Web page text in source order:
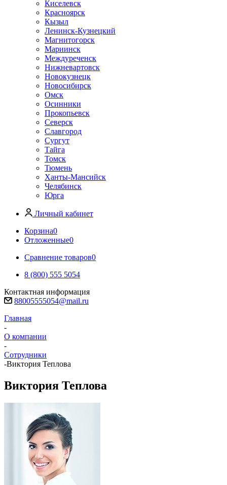
Киселевск
Красноярск
Кызыл
Ленинск-Кузнецкий
Магнитогорск
Мариинск
Междуреченск
Нижневартовск
Новокузнецк
Новосибирск
Омск
Осинники
Прокопьевск
Северск
Славгород
Сургут
Тайга
Томск
Тюмень
Ханты-Мансийск
Челябинск
Юрга
Личный кабинет
Корзина0
Отложенные0
Сравнение товаров0
8 (800) 555 5054
Контактная информация
88005555054@mail.ru
Главная
-
О компании
-
Сотрудники
-Виктория Теплова
Виктория Теплова